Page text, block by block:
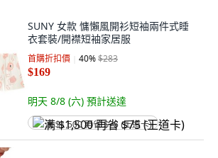
SUNY 女款 慵懶風開衫短袖兩件式睡
衣套裝/開襟短袖家居服
首購折扣價 40%$283
$169
明天 8/8 (六) 預計送達
满 $1,500 再省 $75 (王道卡)